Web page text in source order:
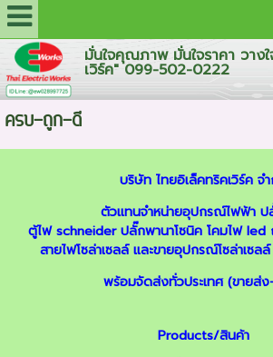
มั่นใจคุณภาพ มั่นใจราคา วาง
เวิร์ค" 099-502-0222
ครบ-ถูก-ดี
บริษัท ไทยอิเล็คทริคเวิร์ค จ
ตัวแทนจำหน่ายอุปกรณ์ไฟฟ้า ป
ตู้ไฟ schneider ปลั๊กพานาโซนิค โคมไฟ led
สายไฟโซล่าเซลล์และขายอุปกรณ์โซล่าเซลล์
พร้อมจัดส่งทั่วประเทศ (ขายส่
Products/สินค้า